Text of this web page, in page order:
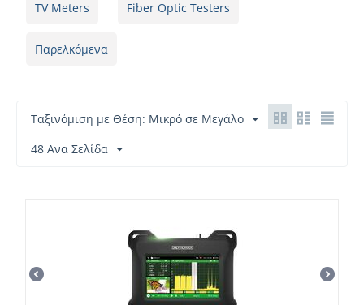
TV Meters Fiber Optic Testers
Παρελκόμενα
Ταξινόμιση με Θέση: Μικρό σε Μεγάλο
48 Ανα Σελίδα